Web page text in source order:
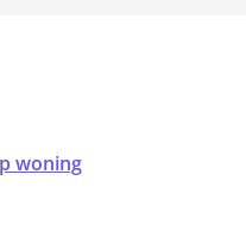
woning